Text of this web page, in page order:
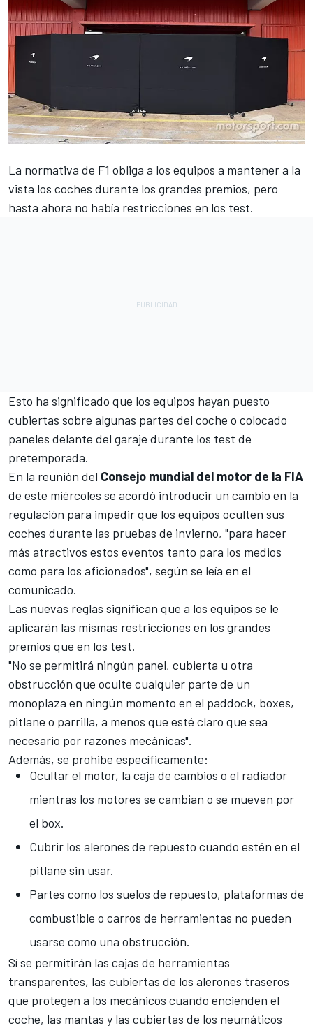
La normativa de F1 obliga a los equipos a mantener a la
vista los coches durante los grandes premios, pero
hasta ahora no había restricciones en los test.
Esto ha significado que los equipos hayan puesto
cubiertas sobre algunas partes del coche o colocado
paneles delante del garaje durante los test de
pretemporada.
En la reunión del Consejo mundial del motor de la FIA
de este miércoles se acordó introducir un cambio en la
regulación para impedir que los equipos oculten sus
coches durante las pruebas de invierno, "para hacer
más atractivos estos eventos tanto para los medios
como para los aficionados", según se leía en el
comunicado.
Las nuevas reglas significan que a los equipos se le
aplicarán las mismas restricciones en los grandes
premios que en los test.
"No se permitirá ningún panel, cubierta u otra
obstrucción que oculte cualquier parte de un
monoplaza en ningún momento en el paddock, boxes,
pitlane o parrilla, a menos que esté claro que sea
necesario por razones mecánicas".
Además, se prohibe específicamente:
Ocultar el motor, la caja de cambios o el radiador
mientras los motores se cambian o se mueven por
el box.
Cubrir los alerones de repuesto cuando estén en el
pitlane sin usar.
Partes como los suelos de repuesto, plataformas de
combustible o carros de herramientas no pueden
usarse como una obstrucción.
Sí se permitirán las cajas de herramientas
transparentes, las cubiertas de los alerones traseros
que protegen a los mecánicos cuando encienden el
coche, las mantas y las cubiertas de los neumáticos